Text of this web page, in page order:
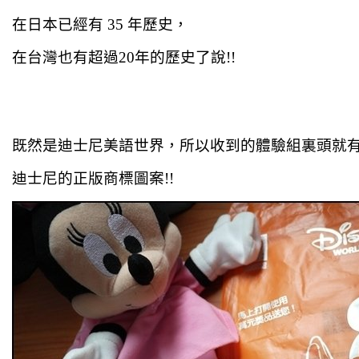
在日本已經有 35 年歷史，
在台灣也有超過20年的歷史了說!!
既然是迪士尼美語世界，所以收到的體驗組裏頭就
迪士尼的正版商標圖案!!